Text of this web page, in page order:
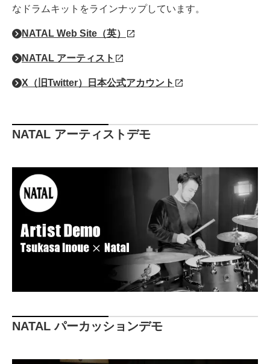
なドラムキットをラインナップしています。
NATAL Web Site（英）
NATAL アーティスト
X（旧Twitter）日本公式アカウント
NATAL アーティストデモ
NATAL パーカッションデモ